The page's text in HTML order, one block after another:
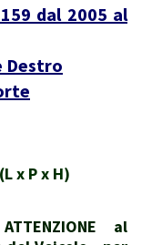
159 dal 2005 al
Destro
x P x H)
al